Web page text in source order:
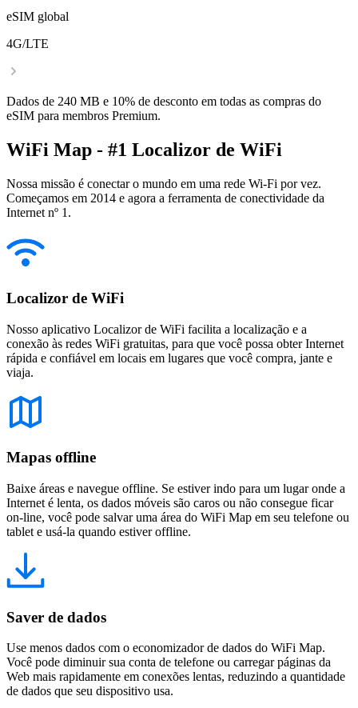
eSIM global
4G/LTE
Dados de 240 MB e 10% de desconto em todas as compras do
eSIM para membros Premium.
WiFi Map - #1 Localizor de WiFi
Nossa missão é conectar o mundo em uma rede Wi-Fi por vez.
Começamos em 2014 e agora a ferramenta de conectividade da
Internet nº 1.
Localizor de WiFi
Nosso aplicativo Localizor de WiFi facilita a localização e a
conexão às redes WiFi gratuitas, para que você possa obter Internet
rápida e confiável em locais em lugares que você compra, jante e
viaja.
Mapas offline
Baixe áreas e navegue offline. Se estiver indo para um lugar onde a
Internet é lenta, os dados móveis são caros ou não consegue ficar
on-line, você pode salvar uma área do WiFi Map em seu telefone ou
tablet e usá-la quando estiver offline.
Saver de dados
Use menos dados com o economizador de dados do WiFi Map.
Você pode diminuir sua conta de telefone ou carregar páginas da
Web mais rapidamente em conexões lentas, reduzindo a quantidade
de dados que seu dispositivo usa.